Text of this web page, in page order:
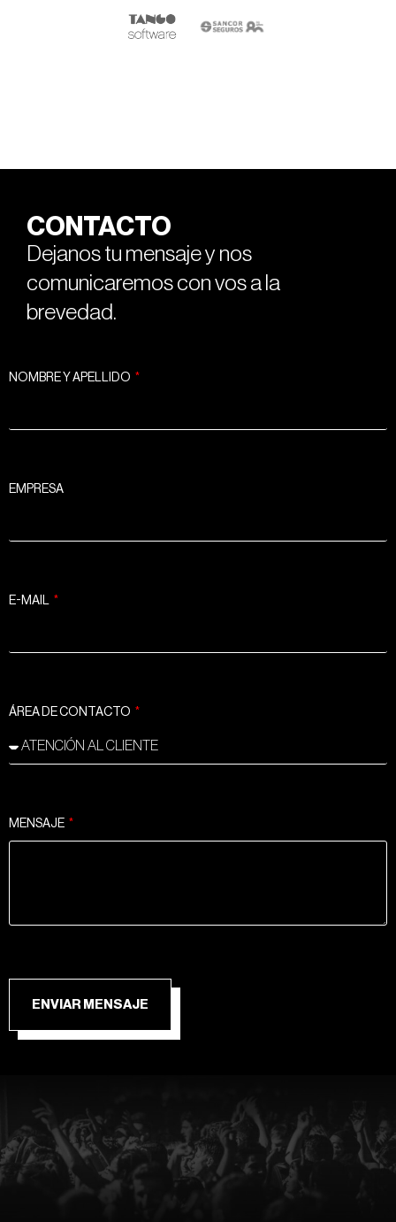
CONTACTO
Dejanos tu mensaje y nos
comunicaremos con vos a la
brevedad.
NOMBRE Y APELLIDO
EMPRESA
E-MAIL
ÁREA DE CONTACTO
MENSAJE
ENVIAR MENSAJE